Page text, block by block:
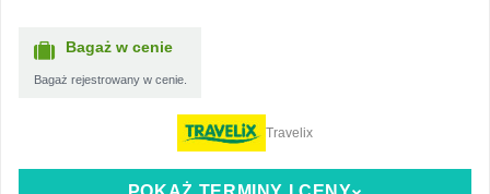
Bagaż w cenie
Bagaż rejestrowany w cenie.
Travelix